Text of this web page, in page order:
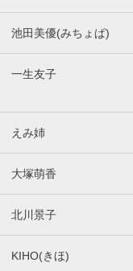
池田美優(みちょぱ)
一生友子
えみ姉
大塚萌香
北川景子
KIHO(きほ)